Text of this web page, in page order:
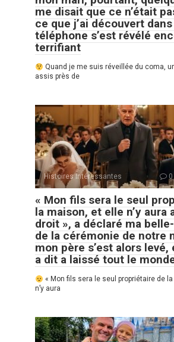
me disait que ce n’était
ce que j’ai découvert
téléphone s’est révélé
terrifiant
Quand je me suis réveillée du coma,
assis près de
Histoires Intéressantes 0
« Mon fils sera le seul
la maison, et elle n’y aura
droit », a déclaré ma
de la cérémonie de notre
mon père s’est alors levé,
a dit a laissé tout le
« Mon fils sera le seul propriétaire de
n’y aura